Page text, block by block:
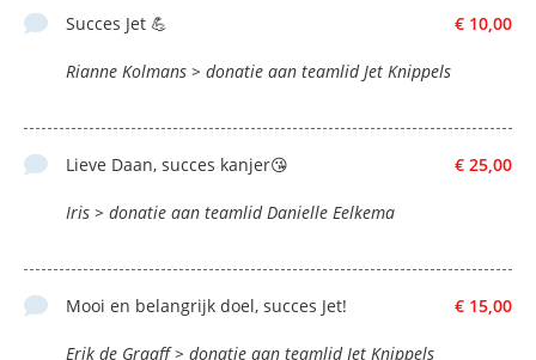
€ 10,00
Succes Jet 💪
Rianne Kolmans > donatie aan teamlid Jet Knippels
€ 25,00
Lieve Daan, succes kanjer😘
Iris > donatie aan teamlid Danielle Eelkema
€ 15,00
Mooi en belangrijk doel, succes Jet!
Erik de Graaff > donatie aan teamlid Jet Knippels